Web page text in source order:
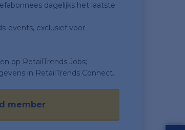
dagelijks het laatste
events, exclusief voor
op RetailTrends Jobs;
in RetailTrends Connect.
member